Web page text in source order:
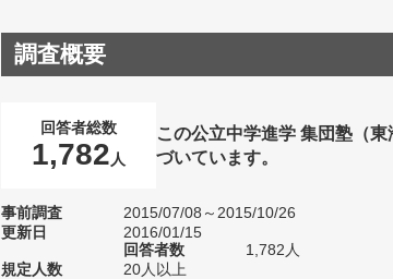
調査概要
回答者総数
1,782 人
この公立中学進学 集団塾（
づいています。
事前調査
2015/07/08～2015/10/26
更新日
2016/01/15
回答者数
1,782人
規定人数
20人以上